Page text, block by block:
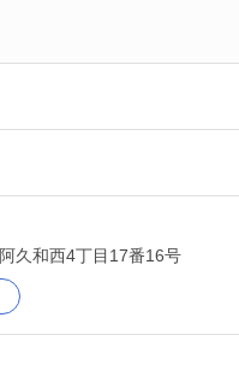
阿久和西4丁目17番16号